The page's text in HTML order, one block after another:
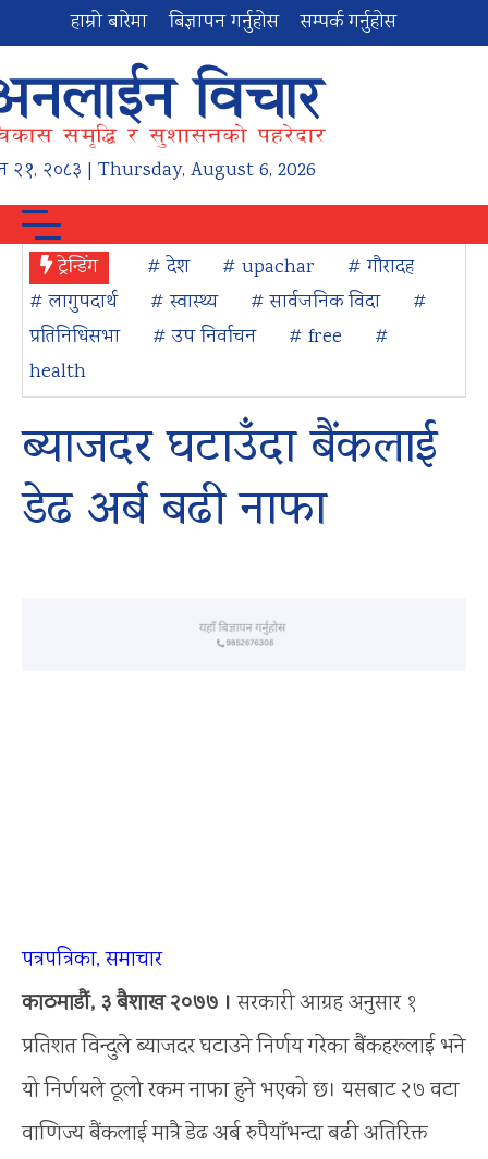
हाम्रो बारेमा बिज्ञापन गर्नुहोस सम्पर्क गर्नुहोस
२१, २०८३ | Thursday, August 6, 2026
ट्रेन्डिंग # देश # upachar
# गौरादह
# लागुपदार्थ
# स्वास्थ्य # सार्वजनिक विदा
#
प्रतिनिधिसभा
# उप निर्वाचन # free
#
health
ब्याजदर घटाउँदा बैंकलाई
डेढ अर्ब बढी नाफा
पत्रपत्रिका, समाचार
काठमाडौं, ३ बैशाख २०७७ । सरकारी आग्रह अनुसार १
प्रतिशत विन्दुले ब्याजदर घटाउने निर्णय गरेका बैंकहरूलाई भने
यो निर्णयले ठूलो रकम नाफा हुने भएको छ। यसबाट २७ वटा
वाणिज्य बैंकलाई मात्रै डेढ अर्ब रुपैयाँभन्दा बढी अतिरिक्त